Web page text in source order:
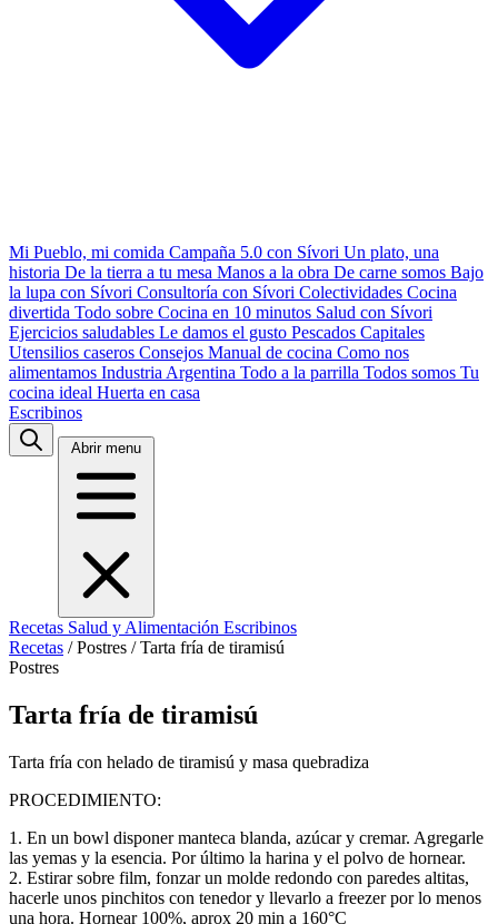
Mi Pueblo, mi comida Campaña 5.0 con Sívori Un plato, una
historia De la tierra a tu mesa Manos a la obra De carne somos Bajo
la lupa con Sívori Consultoría con Sívori Colectividades Cocina
divertida Todo sobre Cocina en 10 minutos Salud con Sívori
Ejercicios saludables Le damos el gusto Pescados Capitales
Utensilios caseros Consejos Manual de cocina Como nos
alimentamos Industria Argentina Todo a la parrilla Todos somos Tu
cocina ideal Huerta en casa
Escribinos
Abrir menu
Recetas Salud y Alimentación Escribinos
Recetas / Postres / Tarta fría de tiramisú
Postres
Tarta fría de tiramisú
Tarta fría con helado de tiramisú y masa quebradiza
PROCEDIMIENTO:
1. En un bowl disponer manteca blanda, azúcar y cremar. Agregarle
las yemas y la esencia. Por último la harina y el polvo de hornear.
2. Estirar sobre film, fonzar un molde redondo con paredes altitas,
hacerle unos pinchitos con tenedor y llevarlo a freezer por lo menos
una hora. Hornear 100%, aprox 20 min a 160°C